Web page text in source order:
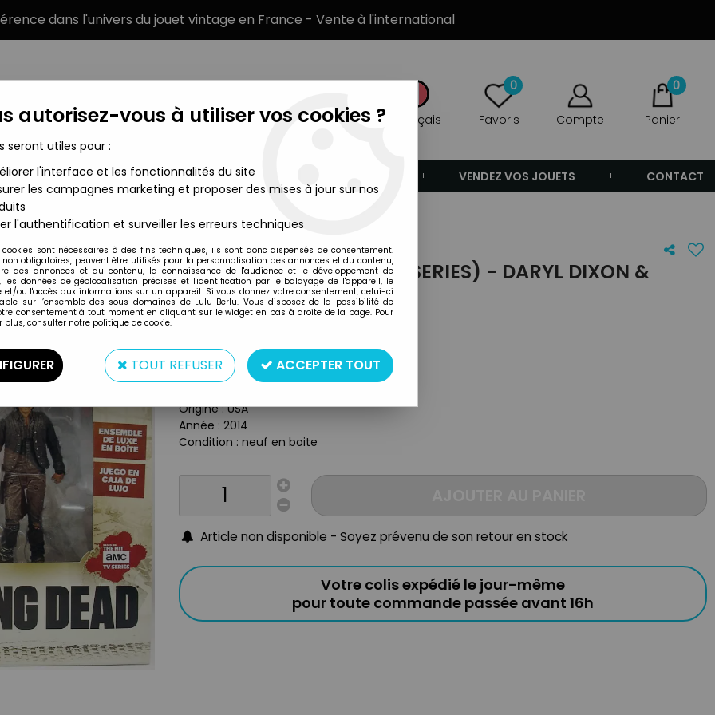
dans l'univers du jouet vintage en France - Vente à l'international
Français
0
Favoris Compte
0
Panier
MARQUES TYPE DE PRODUIT VENDEZ VOS JOUETS CONTACT
Dixon & Custom Bike
McFarlane Toys
THE WALKING DEAD (TV SERIES) - DARYL DIXON &
CUSTOM BIKE
Type : figurine articulée
Matière : plastique
Origine : USA
Année : 2014
Condition : neuf en boite
Article non disponible - Soyez prévenu de son retour en stock
Votre colis expédié le jour-même
pour toute commande passée avant 16h
autorisez-vous à utiliser vos cookies ?
seront utiles pour :
l'interface et les fonctionnalités du site
les campagnes marketing et proposer des mises à jour sur nos
l'authentification et surveiller les erreurs techniques
cookies sont nécessaires à des fins techniques, ils sont donc dispensés de consentement.
non obligatoires, peuvent être utilisés pour la personnalisation des annonces et du contenu,
des annonces et du contenu, la connaissance de l'audience et le développement de
les données de géolocalisation précises et l'identification par le balayage de l'appareil, le
et/ou l'accès aux informations sur un appareil. Si vous donnez votre consentement, celui-ci
sur l’ensemble des sous-domaines de Lulu Berlu. Vous disposez de la possibilité de
consentement à tout moment en cliquant sur le widget en bas à droite de la page. Pour
plus, consulter notre politique de cookie.
TOUT REFUSER ACCEPTER TOUT